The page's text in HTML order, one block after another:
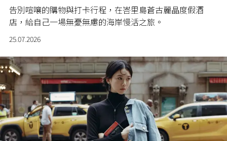
告別喧嚷的購物與打卡行程，在峇里島蒼古麗晶度假酒
店，給自己一場無憂無慮的海岸慢活之旅。
25.07.2026